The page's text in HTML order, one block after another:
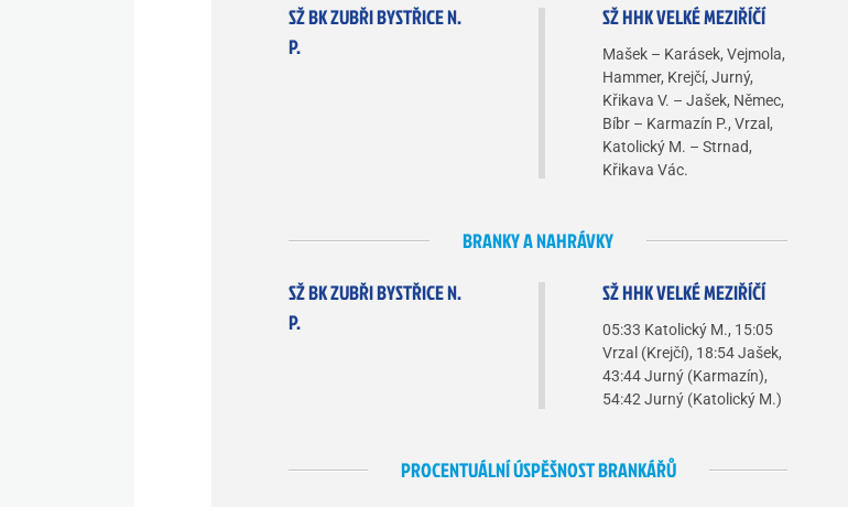
SŽ BK ZUBŘI BYSTŘICE N.
P.
SŽ HHK VELKÉ MEZIŘÍČÍ
Mašek – Karásek, Vejmola,
Hammer, Krejčí, Jurný,
Křikava V. – Jašek, Němec,
Bíbr – Karmazín P., Vrzal,
Katolický M. – Strnad,
Křikava Vác.
BRANKY A NAHRÁVKY
SŽ BK ZUBŘI BYSTŘICE N.
P.
SŽ HHK VELKÉ MEZIŘÍČÍ
05:33 Katolický M., 15:05
Vrzal (Krejčí), 18:54 Jašek,
43:44 Jurný (Karmazín),
54:42 Jurný (Katolický M.)
PROCENTUÁLNÍ ÚSPĚŠNOST BRANKÁŘŮ